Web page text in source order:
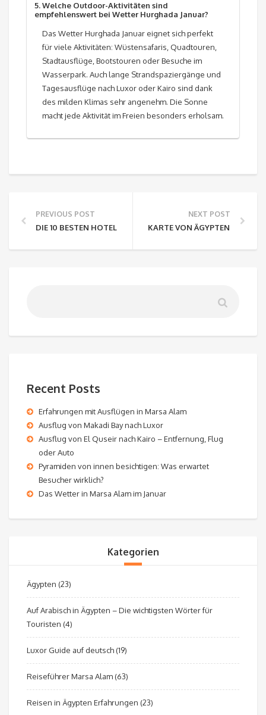
5. Welche Outdoor-Aktivitäten sind
empfehlenswert bei Wetter Hurghada Januar?
Das Wetter Hurghada Januar eignet sich perfekt
für viele Aktivitäten: Wüstensafaris, Quadtouren,
Stadtausflüge, Bootstouren oder Besuche im
Wasserpark. Auch lange Strandspaziergänge und
Tagesausflüge nach Luxor oder Kairo sind dank
des milden Klimas sehr angenehm. Die Sonne
macht jede Aktivität im Freien besonders erholsam.
PREVIOUS POST
DIE 10 BESTEN HOTELS IN HURGHADA ÄGYPTEN –
NEXT POST
KARTE VON ÄGYPTEN
Recent Posts
Erfahrungen mit Ausflügen in Marsa Alam
Ausflug von Makadi Bay nach Luxor
Ausflug von El Quseir nach Kairo – Entfernung, Flug
oder Auto
Pyramiden von innen besichtigen: Was erwartet
Besucher wirklich?
Das Wetter in Marsa Alam im Januar
Kategorien
Ägypten (23)
Auf Arabisch in Ägypten – Die wichtigsten Wörter für
Touristen (4)
Luxor Guide auf deutsch(19)
Reiseführer Marsa Alam(63)
Reisen in Ägypten Erfahrungen (23)